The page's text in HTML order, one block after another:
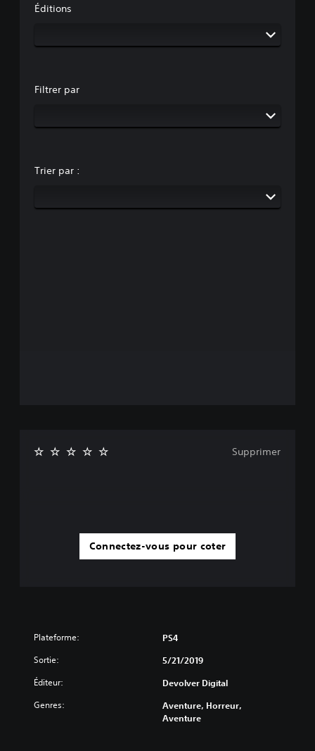
Éditions
Filtrer par
Trier par :
Connectez-vous pour coter
Supprimer
Plateforme: PS4
Sortie: 5/21/2019
Éditeur: Devolver Digital
Genres:
Aventure, Horreur,
Aventure